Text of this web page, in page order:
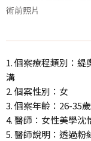
術前照片
1. 個案療程類別：
溝
2. 個案性別：女
3. 個案年齡：26-35歲
4. 醫師：女性美學沈
5. 醫師說明：透過